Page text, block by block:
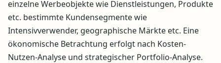
einzelne Werbeobjekte wie Dienstleistungen, Produkte
etc. bestimmte Kundensegmente wie
Intensivverwender, geographische Märkte etc. Eine
ökonomische Betrachtung erfolgt nach Kosten-
Nutzen-Analyse und strategischer Portfolio-Analyse.